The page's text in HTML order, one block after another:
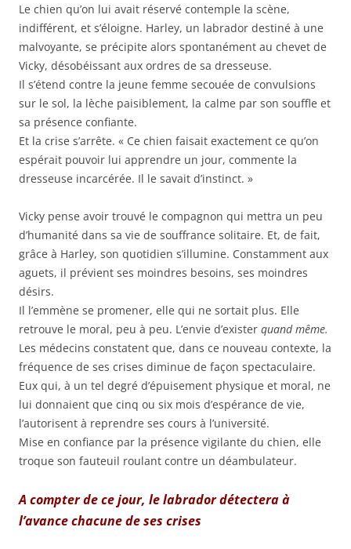
Le chien qu’on lui avait réservé contemple la scène,
indifférent, et s’éloigne. Harley, un labrador destiné à une
malvoyante, se précipite alors spontanément au chevet de
Vicky, désobéissant aux ordres de sa dresseuse.
Il s’étend contre la jeune femme secouée de convulsions
sur le sol, la lèche paisiblement, la calme par son souffle et
sa présence confiante.
Et la crise s’arrête. « Ce chien faisait exactement ce qu’on
espérait pouvoir lui apprendre un jour, commente la
dresseuse incarcérée. Il le savait d’instinct. »
Vicky pense avoir trouvé le compagnon qui mettra un peu
d’humanité dans sa vie de souffrance solitaire. Et, de fait,
grâce à Harley, son quotidien s’illumine. Constamment aux
aguets, il prévient ses moindres besoins, ses moindres
désirs.
Il l’emmène se promener, elle qui ne sortait plus. Elle
retrouve le moral, peu à peu. L’envie d’exister quand même.
Les médecins constatent que, dans ce nouveau contexte, la
fréquence de ses crises diminue de façon spectaculaire.
Eux qui, à un tel degré d’épuisement physique et moral, ne
lui donnaient que cinq ou six mois d’espérance de vie,
l’autorisent à reprendre ses cours à l’université.
Mise en confiance par la présence vigilante du chien, elle
troque son fauteuil roulant contre un déambulateur.
A compter de ce jour, le labrador détectera à
l’avance chacune de ses crises